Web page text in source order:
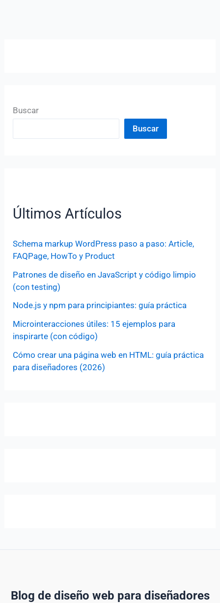
Buscar
Buscar
Últimos Artículos
Schema markup WordPress paso a paso: Article,
FAQPage, HowTo y Product
Patrones de diseño en JavaScript y código limpio
(con testing)
Node.js y npm para principiantes: guía práctica
Microinteracciones útiles: 15 ejemplos para
inspirarte (con código)
Cómo crear una página web en HTML: guía práctica
para diseñadores (2026)
Blog de diseño web para diseñadores